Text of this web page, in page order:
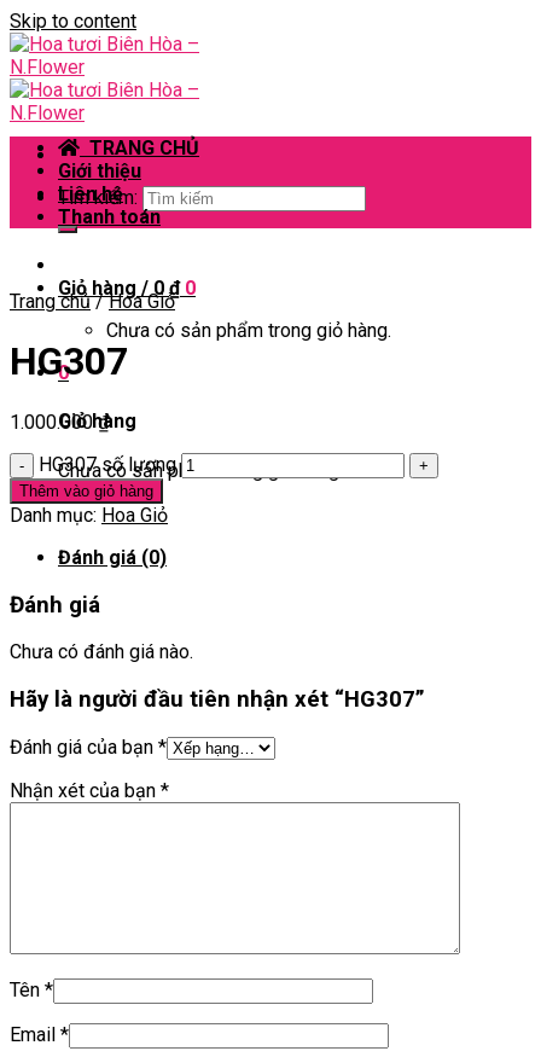
Skip to content
Tìm kiếm:
Giỏ hàng /0₫ 0
Chưa có sản phẩm trong giỏ hàng.
0
Giỏ hàng
Chưa có sản phẩm trong giỏ hàng.
TRANG CHỦ
Giới thiệu
Liên hệ
Thanh toán
Trang chủ / Hoa Giỏ
HG307
1.000.000₫
HG307 số lượng
Thêm vào giỏ hàng
Danh mục: Hoa Giỏ
Đánh giá (0)
Đánh giá
Chưa có đánh giá nào.
Hãy là người đầu tiên nhận xét “HG307”
Đánh giá của bạn *
Nhận xét của bạn *
Tên *
Email *